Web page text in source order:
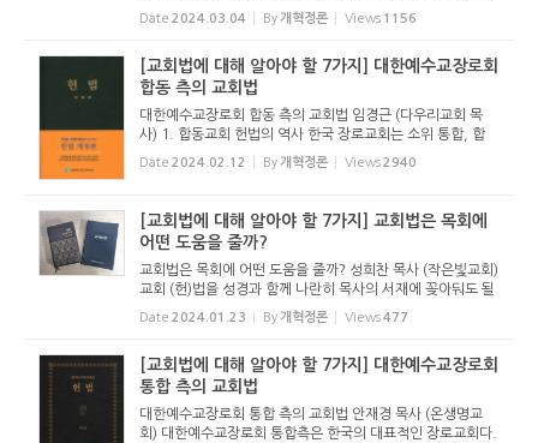
스림에 참여한다. 목사는 장로와 함께 치리회의 일원이다. 목
사는 다양한 치리회를 통해 목사의 직무를 감당한다. 목사는
Date 2024.03.04 By 개혁정론 Views 1156
[교회법에 대해 알아야 할 7가지] 대한예수교장로회
합동 측의 교회법
대한예수교장로회 합동 측의 교회법 임경근 (다우리교회 목
사) 1. 합동교회 헌법의 역사 한국 장로교회는 소위 통합, 합
동, 고신, 대신, 합신, 기장(한신) 등으로 나뉜다. 한 줄기에서
출발했지만, 해방 이후 여러 교회로 나뉘어 지금까지 내려오고
Date 2024.02.12 By 개혁정론 Views2940
[교회법에 대해 알아야 할 7가지] 교회법은 목회에
어떤 도움을 줄까?
교회법은 목회에 어떤 도움을 줄까? 성희찬 목사 (작은빛교회)
교회 (헌)법을 성경과 함께 나란히 목사의 서재에 꽂아둬도 될
까? 교회법이 목회자의 목회에 과연 도움이 될까? 도움이 된다
면 어떤 도움을 줄까? 1. 교회법은 무엇보다 강단에서 목회자
Date 2024.01.23 By 개혁정론 Views477
[교회법에 대해 알아야 할 7가지] 대한예수교장로회
통합 측의 교회법
대한예수교장로회 통합 측의 교회법 안재경 목사 (온생명교
회) 대한예수교장로회 통합측은 한국의 대표적인 장로교회다.